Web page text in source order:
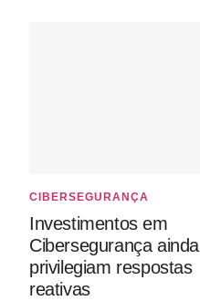
CIBERSEGURANÇA
Investimentos em
Cibersegurança ainda
privilegiam respostas
reativas